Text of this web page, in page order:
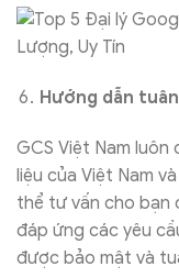
Hướng dẫn
GCS Việt Nam
liệu của Việt Nam
thể tư vấn cho bạn
đáp ứng các yêu
được bảo mật và